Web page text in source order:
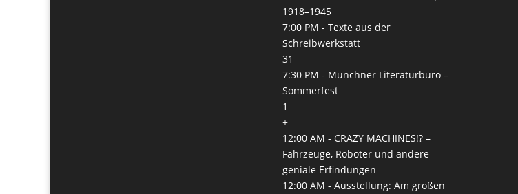
1918–1945
7:00 PM -Texte aus der
Schreibwerkstatt
31
7:30 PM - Münchner Literaturbüro –
Sommerfest
1
+
12:00 AM -CRAZY MACHINES!? –
Fahrzeuge, Roboter und andere
geniale Erfindungen
12:00 AM -Ausstellung: Am großen